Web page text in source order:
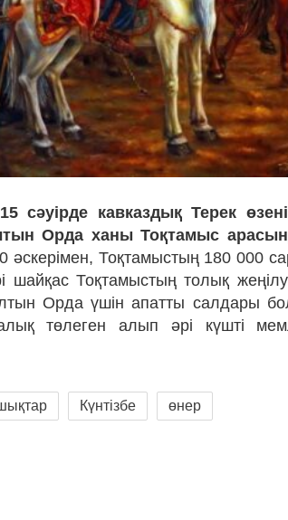
сәуірде кавказдық Терек
Орда ханы Тоқтамыс
әскерімен, Тоқтамыстың 180 000
шайқас Тоқтамыстың толық
Орда үшін апатты салдары
төлеген алып әрі күшті
Күнтізбе өнер